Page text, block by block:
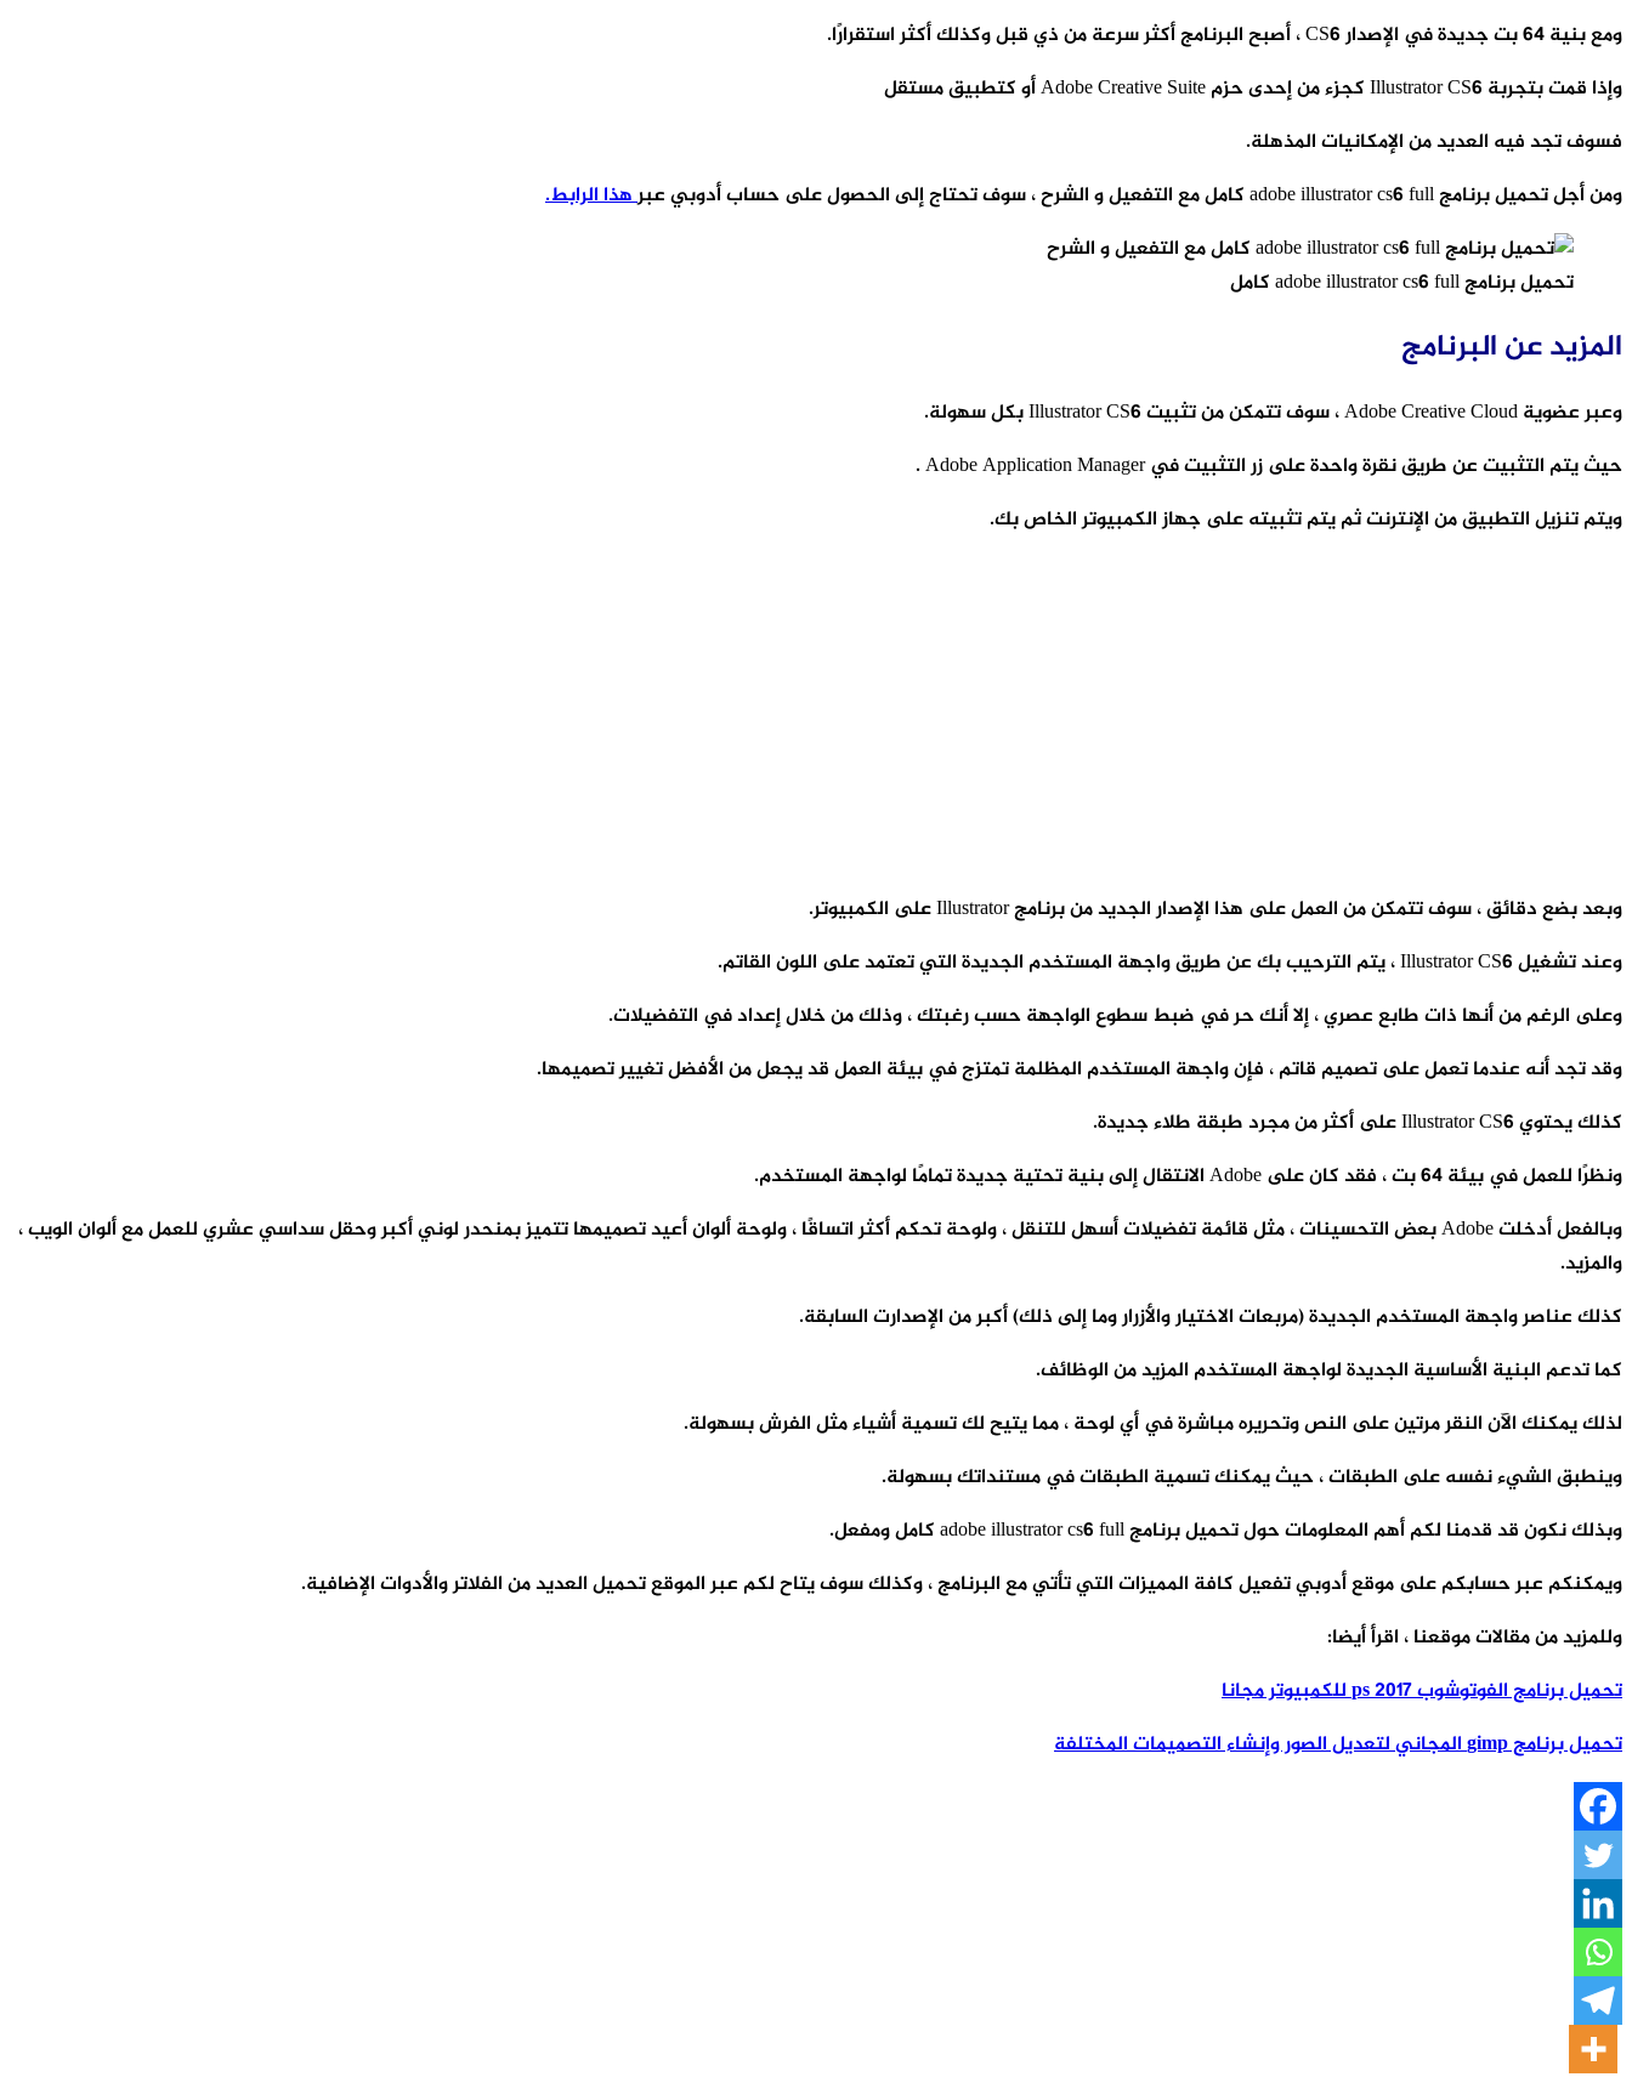
ومع بنية 64 بت جديدة في الإصدار CS6 ، أصبح البرنامج أكثر سرعة من ذي قبل وكذلك أكثر استقرارًا.
وإذا قمت بتجربة Illustrator CS6 كجزء من إحدى حزم Adobe Creative Suite أو كتطبيق مستقل
فسوف تجد فيه العديد من الإمكانيات المذهلة.
ومن أجل تحميل برنامج adobe illustrator cs6 full كامل مع التفعيل و الشرح ، سوف تحتاج إلى الحصول على حساب أدوبي عبر
هذا الرابط.
تحميل برنامج adobe illustrator cs6 full كامل
المزيد عن البرنامج
وعبر عضوية Adobe Creative Cloud ، سوف تتمكن من تثبيت Illustrator CS6 بكل سهولة.
حيث يتم التثبيت عن طريق نقرة واحدة على زر التثبيت في Adobe Application Manager .
ويتم تنزيل التطبيق من الإنترنت ثم يتم تثبيته على جهاز الكمبيوتر الخاص بك.
وبعد بضع دقائق ، سوف تتمكن من العمل على هذا الإصدار الجديد من برنامج Illustrator على الكمبيوتر.
وعند تشغيل Illustrator CS6 ، يتم الترحيب بك عن طريق واجهة المستخدم الجديدة التي تعتمد على اللون القاتم.
وعلى الرغم من أنها ذات طابع عصري ، إلا أنك حر في ضبط سطوع الواجهة حسب رغبتك ، وذلك من خلال إعداد في التفضيلات.
وقد تجد أنه عندما تعمل على تصميم قاتم ، فإن واجهة المستخدم المظلمة تمتزج في بيئة العمل قد يجعل من الأفضل تغيير تصميمها.
كذلك يحتوي Illustrator CS6 على أكثر من مجرد طبقة طلاء جديدة.
ونظرًا للعمل في بيئة 64 بت ، فقد كان على Adobe الانتقال إلى بنية تحتية جديدة تمامًا لواجهة المستخدم.
وبالفعل أدخلت Adobe بعض التحسينات ، مثل قائمة تفضيلات أسهل للتنقل ، ولوحة تحكم أكثر اتساقًا ، ولوحة ألوان أعيد تصميمها تتميز بمنحدر لوني أكبر وحقل سداسي عشري للعمل مع ألوان الويب ،
والمزيد.
كذلك عناصر واجهة المستخدم الجديدة (مربعات الاختيار والأزرار وما إلى ذلك) أكبر من الإصدارت السابقة.
كما تدعم البنية الأساسية الجديدة لواجهة المستخدم المزيد من الوظائف.
لذلك يمكنك الآن النقر مرتين على النص وتحريره مباشرة في أي لوحة ، مما يتيح لك تسمية أشياء مثل الفرش بسهولة.
وينطبق الشيء نفسه على الطبقات ، حيث يمكنك تسمية الطبقات في مستنداتك بسهولة.
وبذلك نكون قد قدمنا لكم أهم المعلومات حول تحميل برنامج adobe illustrator cs6 full كامل ومفعل.
ويمكنكم عبر حسابكم على موقع أدوبي تفعيل كافة المميزات التي تأتي مع البرنامج ، وكذلك سوف يتاح لكم عبر الموقع تحميل العديد من الفلاتر والأدوات الإضافية.
وللمزيد من مقالات موقعنا ، اقرأ أيضا:
تحميل برنامج الفوتوشوب ps 2017 للكمبيوتر مجانا
تحميل برنامج gimp المجاني لتعديل الصور وإنشاء التصميمات المختلفة